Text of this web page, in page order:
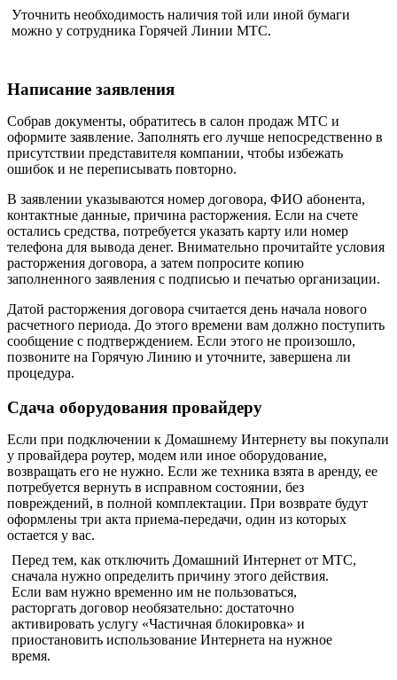
Уточнить необходимость наличия той или иной бумаги
можно у сотрудника Горячей Линии МТС.
Написание заявления
Собрав документы, обратитесь в салон продаж МТС и
оформите заявление. Заполнять его лучше непосредственно в
присутствии представителя компании, чтобы избежать
ошибок и не переписывать повторно.
В заявлении указываются номер договора, ФИО абонента,
контактные данные, причина расторжения. Если на счете
остались средства, потребуется указать карту или номер
телефона для вывода денег. Внимательно прочитайте условия
расторжения договора, а затем попросите копию
заполненного заявления с подписью и печатью организации.
Датой расторжения договора считается день начала нового
расчетного периода. До этого времени вам должно поступить
сообщение с подтверждением. Если этого не произошло,
позвоните на Горячую Линию и уточните, завершена ли
процедура.
Сдача оборудования провайдеру
Если при подключении к Домашнему Интернету вы покупали
у провайдера роутер, модем или иное оборудование,
возвращать его не нужно. Если же техника взята в аренду, ее
потребуется вернуть в исправном состоянии, без
повреждений, в полной комплектации. При возврате будут
оформлены три акта приема-передачи, один из которых
остается у вас.
Перед тем, как отключить Домашний Интернет от МТС,
сначала нужно определить причину этого действия.
Если вам нужно временно им не пользоваться,
расторгать договор необязательно: достаточно
активировать услугу «Частичная блокировка» и
приостановить использование Интернета на нужное
время.